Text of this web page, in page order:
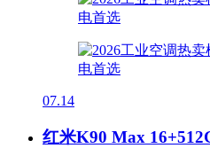
07.14
红米K90 Max